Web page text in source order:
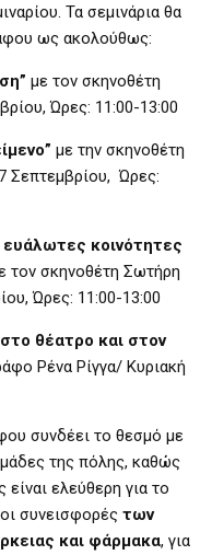
Τα σεμινάρια θα
ως ακολούθως:
με τον σκηνοθέτη
Ώρες: 11:00-13:00
με την σκηνοθέτη
Σεπτεμβρίου, Ώρες:
κοινότητες
τον σκηνοθέτη Σωτήρη
Ώρες: 11:00-13:00
θέατρο και στον
Ρένα Ρίγγα/ Κυριακή
συνδέει το θεσμό με
της πόλης, καθώς
ελεύθερη για το
συνεισφορές των
και φάρμακα, για